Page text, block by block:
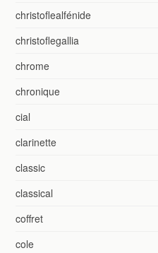
christoflealfénide
christoflegallia
chrome
chronique
cial
clarinette
classic
classical
coffret
cole